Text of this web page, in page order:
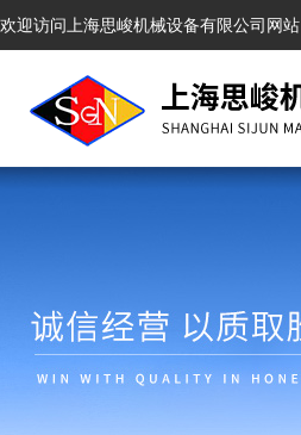
欢迎访问上海思峻机械设备有限公司网站